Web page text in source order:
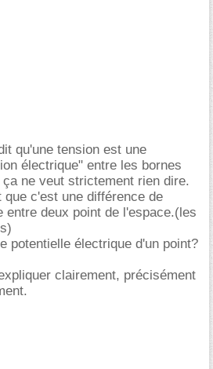
qu'une tension est une
électrique" entre les bornes
ne veut strictement rien dire.
c'est une différence de
entre deux point de l'espace.(les
potentielle électrique d'un point?
clairement, précisément